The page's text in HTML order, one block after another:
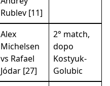
Rublev [11]
Alex
Michelsen
vs Rafael
Jódar [27]
2° match,
dopo
Kostyuk-
Golubic